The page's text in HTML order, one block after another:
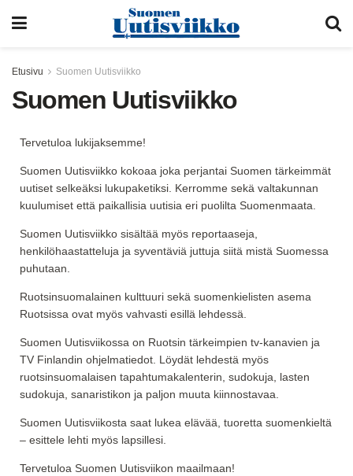
Etusivu Suomen Uutisviikko
Suomen Uutisviikko
Tervetuloa lukijaksemme!
Suomen Uutisviikko kokoaa joka perjantai Suomen tärkeimmät
uutiset selkeäksi lukupaketiksi. Kerromme sekä valtakunnan
kuulumiset että paikallisia uutisia eri puolilta Suomenmaata.
Suomen Uutisviikko sisältää myös reportaaseja,
henkilöhaastatteluja ja syventäviä juttuja siitä mistä Suomessa
puhutaan.
Ruotsinsuomalainen kulttuuri sekä suomenkielisten asema
Ruotsissa ovat myös vahvasti esillä lehdessä.
Suomen Uutisviikossa on Ruotsin tärkeimpien tv-kanavien ja
TV Finlandin ohjelmatiedot. Löydät lehdestä myös
ruotsinsuomalaisen tapahtumakalenterin, sudokuja, lasten
sudokuja, sanaristikon ja paljon muuta kiinnostavaa.
Suomen Uutisviikosta saat lukea elävää, tuoretta suomenkieltä
– esittele lehti myös lapsillesi.
Tervetuloa Suomen Uutisviikon maailmaan!